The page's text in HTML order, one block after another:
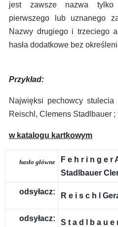
jest zawsze nazwa tylko
pierwszego lub uznanego
Nazwy drugiego i trzeciego
hasła dodatkowe bez
Przykład:
Najwięksi pechowcy
Reischl, Clemens Stadlbauer ;
w katalogu kartkowym
hasło główne
F e h r i n g e r
Stadlbauer
odsyłacz: R e i s c h l
odsyłacz: S t a d l b a u e